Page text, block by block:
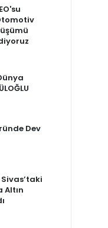
Dev
Altın